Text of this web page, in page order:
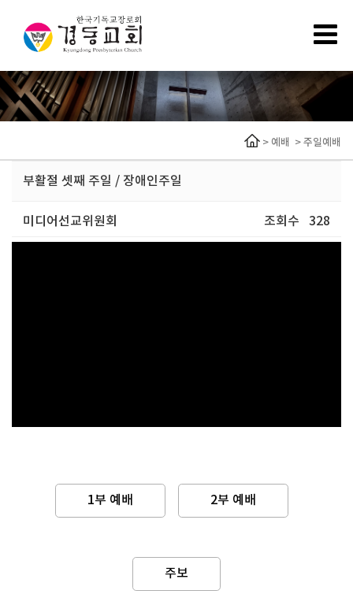
> 예배 >주일예배
부활절 셋째 주일 / 장애인주일
미디어선교위원회 조회수 328
1부 예배 2부 예배
주보